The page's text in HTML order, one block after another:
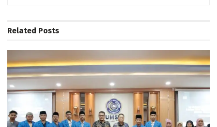
Related Posts